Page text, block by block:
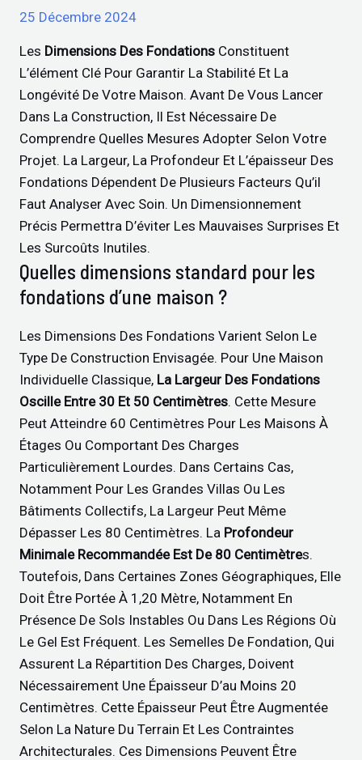
25 Décembre 2024
Les Dimensions Des Fondations Constituent
L’élément Clé Pour Garantir La Stabilité Et La
Longévité De Votre Maison. Avant De Vous Lancer
Dans La Construction, Il Est Nécessaire De
Comprendre Quelles Mesures Adopter Selon Votre
Projet. La Largeur, La Profondeur Et L’épaisseur Des
Fondations Dépendent De Plusieurs Facteurs Qu’il
Faut Analyser Avec Soin. Un Dimensionnement
Précis Permettra D’éviter Les Mauvaises Surprises Et
Les Surcoûts Inutiles.
Quelles dimensions standard pour les
fondations d’une maison ?
Les Dimensions Des Fondations Varient Selon Le
Type De Construction Envisagée. Pour Une Maison
Individuelle Classique, La Largeur Des Fondations
Oscille Entre 30 Et 50 Centimètres. Cette Mesure
Peut Atteindre 60 Centimètres Pour Les Maisons À
Étages Ou Comportant Des Charges
Particulièrement Lourdes. Dans Certains Cas,
Notamment Pour Les Grandes Villas Ou Les
Bâtiments Collectifs, La Largeur Peut Même
Dépasser Les 80 Centimètres. La Profondeur
Minimale Recommandée Est De 80 CentimètreS.
Toutefois, Dans Certaines Zones Géographiques, Elle
Doit Être Portée À 1,20 Mètre, Notamment En
Présence De Sols Instables Ou Dans Les Régions Où
Le Gel Est Fréquent. Les Semelles De Fondation, Qui
Assurent La Répartition Des Charges, Doivent
Nécessairement Une Épaisseur D’au Moins 20
Centimètres. Cette Épaisseur Peut Être Augmentée
Selon La Nature Du Terrain Et Les Contraintes
Architecturales. Ces Dimensions Peuvent Être